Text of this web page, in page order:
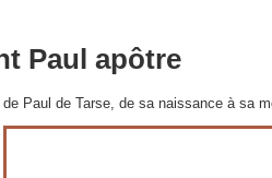
Paul apôtre
Paul de Tarse, de sa naissance à sa